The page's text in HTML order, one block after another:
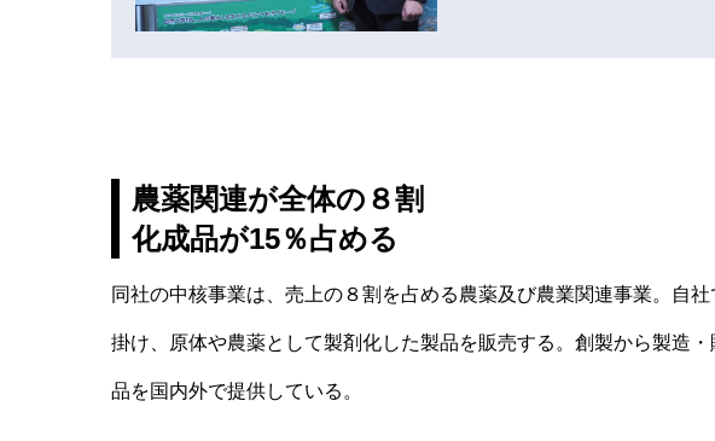
農薬関連が全体の８割
化成品が15％占める
同社の中核事業は、売上の８割を占める農薬及び農業関連事業。自
掛け、原体や農薬として製剤化した製品を販売する。創製から製造
品を国内外で提供している。